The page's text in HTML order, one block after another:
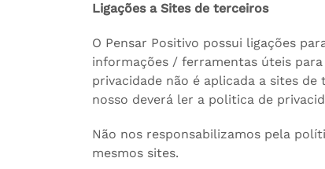
Ligações a Sites de terceiros
O Pensar Positivo possui ligações
informações / ferramentas úteis
privacidade não é aplicada a sites
nosso deverá ler a politica de
Não nos responsabilizamos pela
mesmos sites.